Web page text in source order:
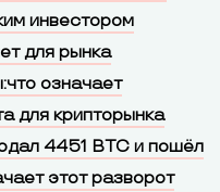
инвестором
для рынка
означает
для крипторынка
4451 BTC и пошёл
этот разворот